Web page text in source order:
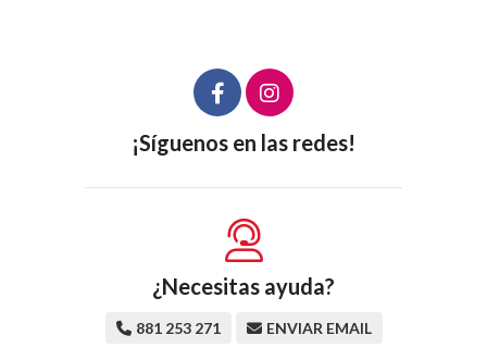
¡Síguenos en las redes!
¿Necesitas ayuda?
881 253 271 ENVIAR EMAIL